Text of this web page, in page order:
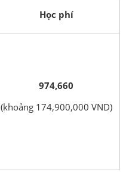
Học phí
974,660
(khoảng 174,900,000 VND)